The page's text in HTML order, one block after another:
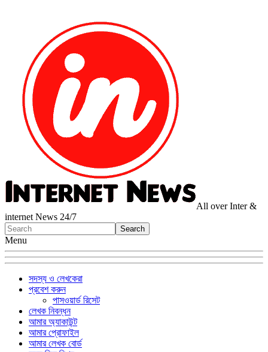
All over Inter &
internet News 24/7
Menu
সদস্য ও লেখকেরা
প্রবেশ করুন
পাসওয়ার্ড রিসেট
লেখক নিবন্ধন
আমার অ্যাকাউন্ট
আমার প্রোফাইল
আমার লেখক বোর্ড